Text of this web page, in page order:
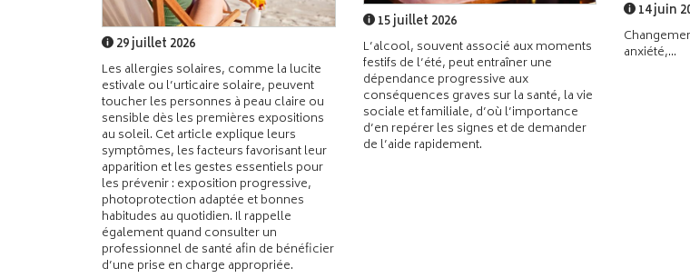
29 juillet 2026
Les allergies solaires, comme la lucite
estivale ou l’urticaire solaire, peuvent
toucher les personnes à peau claire ou
sensible dès les premières expositions
au soleil. Cet article explique leurs
symptômes, les facteurs favorisant leur
apparition et les gestes essentiels pour
les prévenir : exposition progressive,
photoprotection adaptée et bonnes
habitudes au quotidien. Il rappelle
également quand consulter un
professionnel de santé afin de bénéficier
d’une prise en charge appropriée.
15 juillet 2026
L’alcool, souvent associé aux moments
festifs de l’été, peut entraîner une
dépendance progressive aux
conséquences graves sur la santé, la vie
sociale et familiale, d’où l’importance
d’en repérer les signes et de demander
de l’aide rapidement.
14 juin
anxiété,...